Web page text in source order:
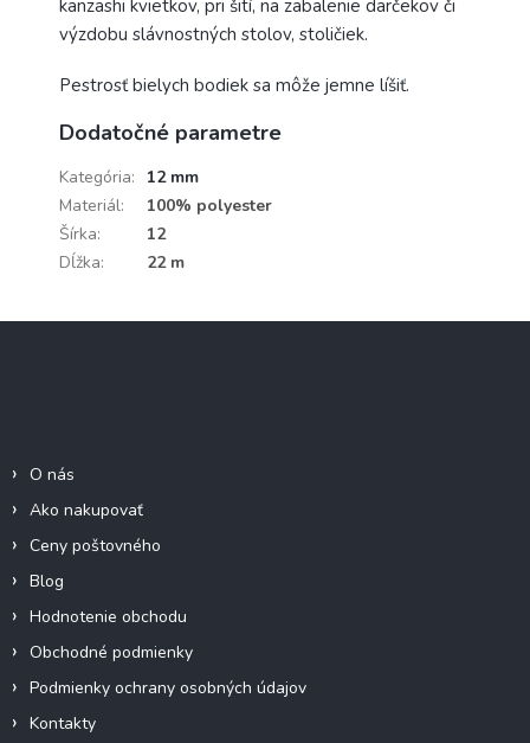
kanzashi kvietkov, pri šití, na zabalenie darčekov či
výzdobu slávnostných stolov, stoličiek.
Pestrosť bielych bodiek sa môže jemne líšiť.
Dodatočné parametre
Kategória:
12 mm
Materiál:
100% polyester
Šírka:
12
Dĺžka: 22 m
O nás
Ako nakupovať
Ceny poštovného
Blog
Hodnotenie obchodu
Obchodné podmienky
Podmienky ochrany osobných údajov
Kontakty